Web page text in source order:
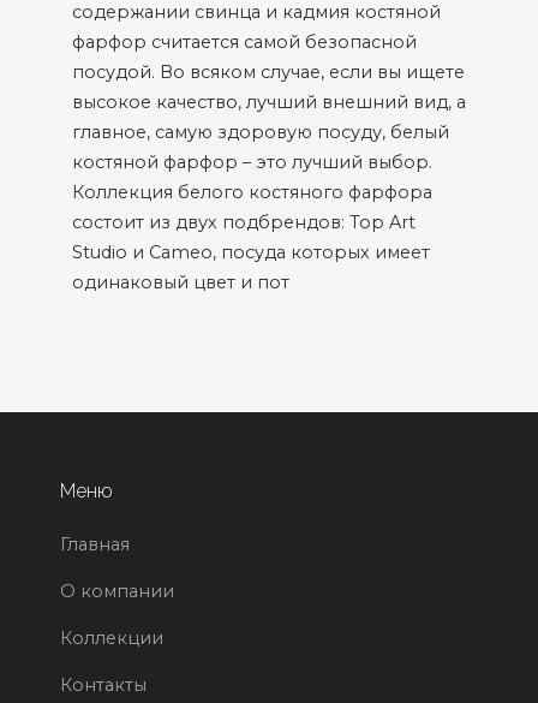
содержании свинца и кадмия костяной
фарфор считается самой безопасной
посудой. Во всяком случае, если вы ищете
высокое качество, лучший внешний вид, а
главное, самую здоровую посуду, белый
костяной фарфор – это лучший выбор.
Коллекция белого костяного фарфора
состоит из двух подбрендов: Top Art
Studio и Cameo, посуда которых имеет
одинаковый цвет и пот
Меню
Главная
О компании
Коллекции
Контакты